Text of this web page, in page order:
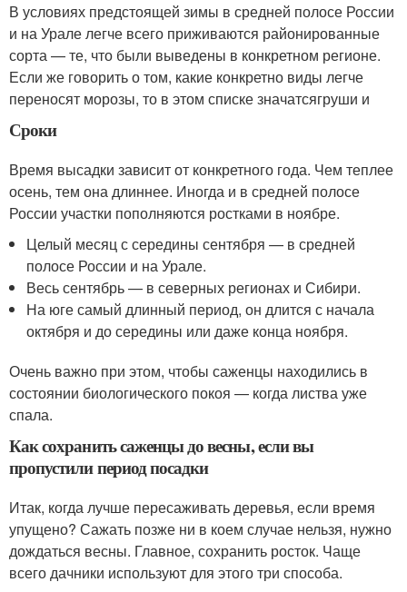
В условиях предстоящей зимы в средней полосе России
и на Урале легче всего приживаются районированные
сорта — те, что были выведены в конкретном регионе.
Если же говорить о том, какие конкретно виды легче
переносят морозы, то в этом списке значатсягруши и
Сроки
Время высадки зависит от конкретного года. Чем теплее
осень, тем она длиннее. Иногда и в средней полосе
России участки пополняются ростками в ноябре.
Целый месяц с середины сентября — в средней
полосе России и на Урале.
Весь сентябрь — в северных регионах и Сибири.
На юге самый длинный период, он длится с начала
октября и до середины или даже конца ноября.
Очень важно при этом, чтобы саженцы находились в
состоянии биологического покоя — когда листва уже
спала.
Как сохранить саженцы до весны, если вы
пропустили период посадки
Итак, когда лучше пересаживать деревья, если время
упущено? Сажать позже ни в коем случае нельзя, нужно
дождаться весны. Главное, сохранить росток. Чаще
всего дачники используют для этого три способа.